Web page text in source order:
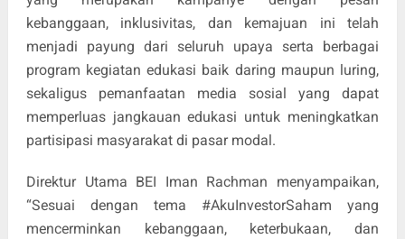
kebanggaan, inklusivitas, dan kemajuan ini telah
menjadi payung dari seluruh upaya serta berbagai
program kegiatan edukasi baik daring maupun luring,
sekaligus pemanfaatan media sosial yang dapat
memperluas jangkauan edukasi untuk meningkatkan
partisipasi masyarakat di pasar modal.
Direktur Utama BEI Iman Rachman menyampaikan,
“Sesuai dengan tema #AkuInvestorSaham yang
mencerminkan kebanggaan, keterbukaan, dan